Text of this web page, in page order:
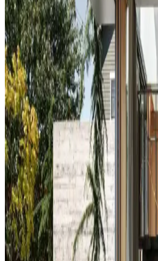
Duvar Rengiyle Uyumlu
Turuncu ve Kahverenginin
Duvar rengine uyumlu perde seçimi,
Yeşil tonlar doğal sakinlik sunarken,
katar. Kalın keten ve karartma perdeler
sağlar.
Yatak Odası Duvar Rengi
Tonların Önemi ve Etkileri
Yatak odası duvar renginin seçimi, ışık
yerleşimi gibi faktörlerle uyumlu
ve yeşil tonları farklı atmosferler
koşullarında test edilmelidir.
Kahvaltı Köşeleri İçin
Dekorasyon İpuçları
Kahvaltı köşelerinde ahşap ve sentetik
ve temizlik kolaylığı sunar. Minder ve
ve estetik dengelenir, mekanın